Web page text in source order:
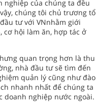
nghiệp của chúng ta đều
chúng tôi chủ trương tổ
tư với VNnhằm giới
hội làm ăn, hợp tác ở
quan trọng hơn là thu
nhà đầu tư sẽ tìm đến
quản lý cũng như đào
nhanh nhất để chúng ta
doanh nghiệp nước ngoài.